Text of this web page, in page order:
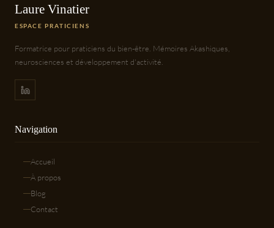
Laure Vinatier
ESPACE PRATICIENS
Formatrice pour praticiens du bien-être. Mémoires Akashiques,
neurosciences et développement d'activité.
Navigation
Accueil
À propos
Blog
Contact